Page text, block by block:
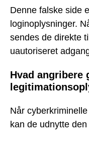
Denne falske side
loginoplysninger.
sendes de direkte
uautoriseret
Hvad angribere
Når
kan de udnytte